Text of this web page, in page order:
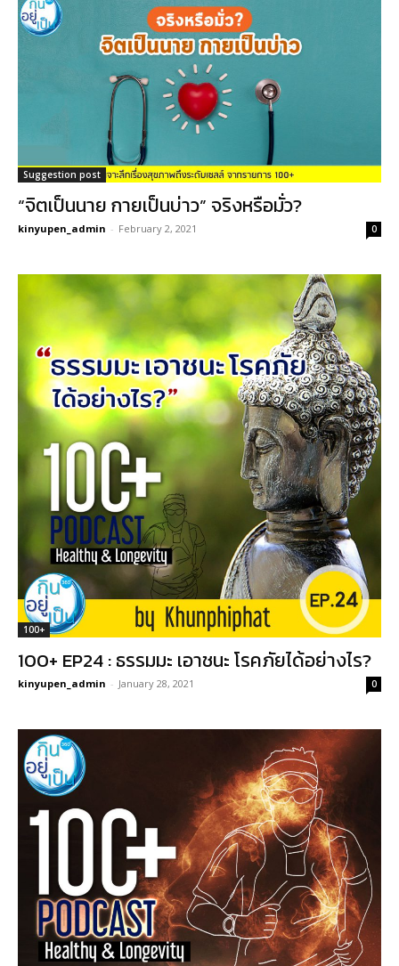
Suggestion post
“จิตเป็นนาย กายเป็นบ่าว” จริงหรือมั่ว?
kinyupen_admin - February 2, 2021 0
100+
100+ EP24 : ธรรมมะ เอาชนะ โรคภัยได้อย่างไร?
kinyupen_admin - January 28, 2021 0